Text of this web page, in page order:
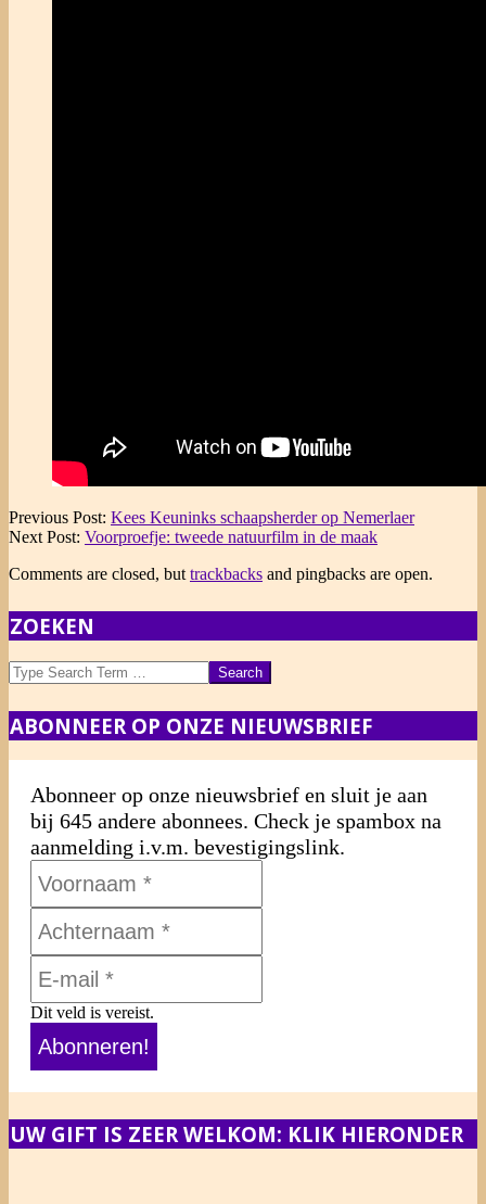
2020-
08-
Previous Post: Kees Keuninks schaapsherder op Nemerlaer
Next Post: Voorproefje: tweede natuurfilm in de maak
Comments are closed, but trackbacks and pingbacks are open.
ZOEKEN
Search
ABONNEER OP ONZE NIEUWSBRIEF
Abonneer op onze nieuwsbrief en sluit je aan
bij 645 andere abonnees. Check je spambox na
aanmelding i.v.m. bevestigingslink.
Dit veld is vereist.
UW GIFT IS ZEER WELKOM: KLIK HIERONDER